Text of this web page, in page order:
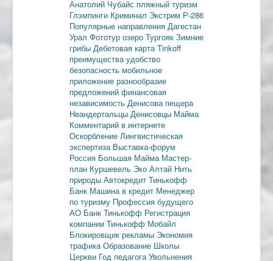
Анатолий Чубайс пляжный туризм
Глэмпинги Криминал Экстрим Р-286
Популярные направления Дагестан
Урал Фототур озеро Тургояк Зимние
грибы Дебетовая картаTinkoff
преимуществаудобство
безопасность мобильное
приложение разнообразие
предложений финансовая
независимость Денисова пещера
Неандертальцы Денисовцы Майма
Комментарий в интернете
Оскорбление Лингвистическая
экспертиза Выставка-форум
Россия Большая Майма Мастер-
план Куршевель Эко Алтай Нить
природы Автокредит Тинькофф
Банк Машина в кредит Менеджер
по туризму Профессия будущего
АО Банк Тинькофф Регистрация
компании Тинькофф Мобайл
Блокировщик рекламы Экономия
трафикаОбразование Школы
Церкви Год педагогаУвольнения